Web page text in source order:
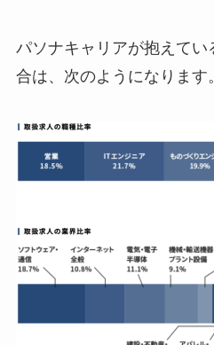
パソナキャリアが抱えてい
合は、次のようになります。